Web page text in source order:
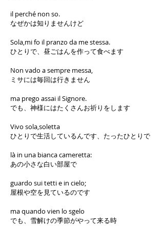
il perché non so.
なぜかは知りませんけど
Sola,mi fo il pranzo da me stessa.
ひとりで、昼ごはんを作って食べます
Non vado a sempre messa,
ミサには毎回は行きません
ma prego assai il Signore.
でも、神様にはたくさんお祈りをします
Vivo sola,soletta
ひとりで生活しているんです、たったひとりで
là in una bianca cameretta:
あの小さな白い部屋で
guardo sui tetti e in cielo;
屋根や空を見ているのです
ma quando vien lo sgelo
でも、雪解けの季節がやって来る時